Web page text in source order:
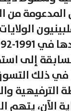
من
إلى
في ذلك
الترفيهية
الآن، يتهم